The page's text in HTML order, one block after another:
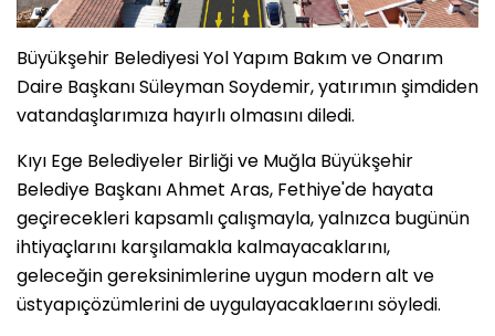
Büyükşehir Belediyesi Yol Yapım Bakım ve Onarım
Daire Başkanı Süleyman Soydemir, yatırımın şimdiden
vatandaşlarımıza hayırlı olmasını diledi.
Kıyı Ege Belediyeler Birliği ve Muğla Büyükşehir
Belediye Başkanı Ahmet Aras, Fethiye'de hayata
geçirecekleri kapsamlı çalışmayla, yalnızca bugünün
ihtiyaçlarını karşılamakla kalmayacaklarını,
geleceğin gereksinimlerine uygun modern alt ve
üstyapıçözümlerini de uygulayacaklaerını söyledi.